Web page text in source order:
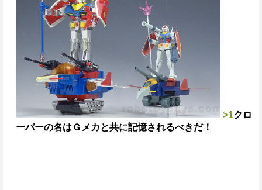
>1クロ
ーバーの名はＧメカと共に記憶されるべきだ！